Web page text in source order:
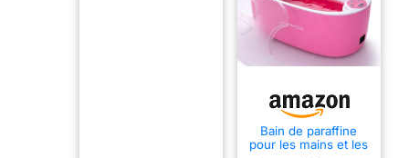
Bain de paraffine
pour les mains et les